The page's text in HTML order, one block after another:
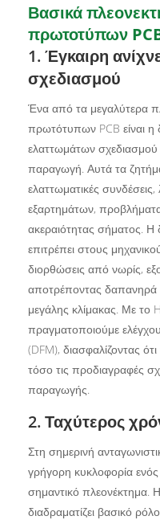
Βασικά
πρωτοτύπων
1. Έγκαιρη
σχεδιασμού
Ένα από τα μεγαλύτερα
πρωτότυπων PCB είναι η
ελαττωμάτων σχεδιασμού
παραγωγή. Αυτά τα
ελαττωματικές
εξαρτημάτων,
ακεραιότητας σήματος.
επιτρέπει στους
διορθώσεις από νωρίς,
αποτρέποντας δαπανηρά
μεγάλης κλίμακας. Με το
πραγματοποιούμε
(DFM), διασφαλίζοντας
τόσο τις προδιαγραφές
παραγωγής.
2. Ταχύτερος
Στη σημερινή
γρήγορη κυκλοφορία
σημαντικό
διαδραματίζει βασικό